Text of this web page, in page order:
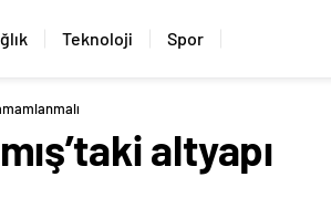
Teknoloji Spor
altyapı